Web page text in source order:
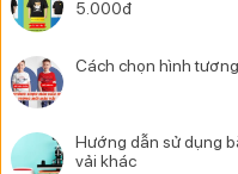
5.000đ
Cách chọn hình
Hướng dẫn sử dụng
vải khác